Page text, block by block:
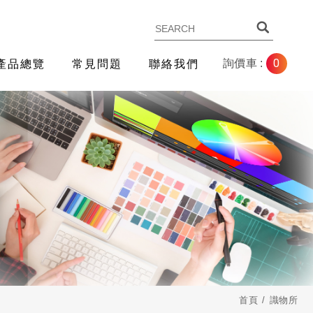
品總覽 常見問題 聯絡我們 詢價車 : 0
首頁 識物所